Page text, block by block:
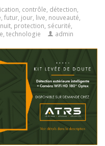
, contrôle, détection,
, futur, jour, live, nouveauté,
nuit, protection, sécurité,
, technologie admin